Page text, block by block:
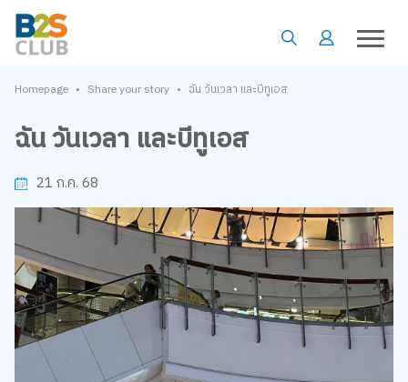
Homepage • Share your story • ฉัน วันเวลา และบีทูเอส
ฉัน วันเวลา และบีทูเอส
21 ก.ค. 68